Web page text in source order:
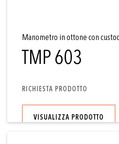
Manometro in ottone con
TMP 603
RICHIESTA PRODOTTO
VISUALIZZA PRODOTTO